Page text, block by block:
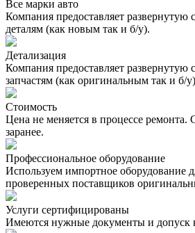
Все марки авто
Компания предоставляет развернутую
деталям (как новым так и б/у).
Детализация
Компания предоставляет развернутую
запчастям (как оригинальным так и б/
Стоимость
Цена не меняется в процессе ремонта.
заранее.
Профессиональное оборудование
Используем импортное оборудование
проверенных поставщиков
Услуги сертифицированы
Имеются нужные документы и допуск